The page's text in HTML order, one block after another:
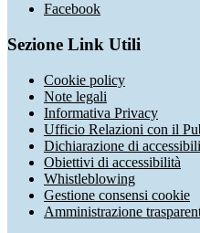
Facebook
Sezione Link Utili
Cookie policy
Note legali
Informativa Privacy
Ufficio Relazioni con il
Dichiarazione di
Obiettivi di accessibilità
Whistleblowing
Gestione consensi cookie
Amministrazione